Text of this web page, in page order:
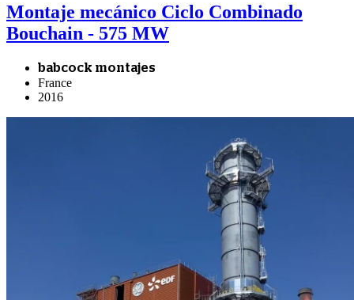
Montaje mecánico Ciclo Combinado
Bouchain - 575 MW
babcock montajes
France
2016